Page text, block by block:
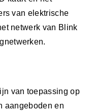
van elektrische
netwerk van Blink
van toepassing op
aangeboden en